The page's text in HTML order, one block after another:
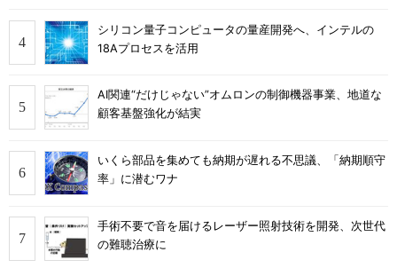
シリコン量子コンピュータの量産開発へ、インテルの
18Aプロセスを活用
AI関連“だけじゃない”オムロンの制御機器事業、地道な
顧客基盤強化が結実
いくら部品を集めても納期が遅れる不思議、「納期順守
率」に潜むワナ
手術不要で音を届けるレーザー照射技術を開発、次世代
の難聴治療に